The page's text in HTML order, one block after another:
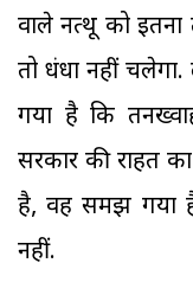
वाले नत्थू को इतना
तो धंधा नहीं
गया है कि
सरकार की राहत
है, वह समझ गया
नहीं.